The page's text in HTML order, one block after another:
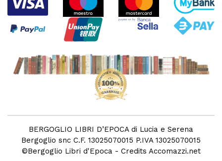
BERGOGLIO LIBRI D’EPOCA di Lucia e Serena
Bergoglio snc C.F. 13025070015 P.IVA 13025070015
©Bergoglio Libri d'Epoca - Credits Accomazzi.net